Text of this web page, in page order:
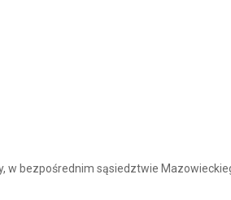
w bezpośrednim sąsiedztwie